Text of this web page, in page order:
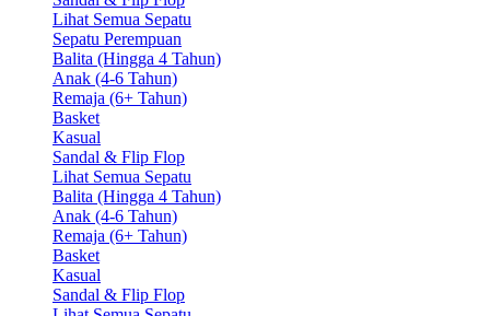
Lihat Semua Sepatu
Sepatu Perempuan
Balita (Hingga 4 Tahun)
Anak (4-6 Tahun)
Remaja (6+ Tahun)
Basket
Kasual
Sandal & Flip Flop
Lihat Semua Sepatu
Balita (Hingga 4 Tahun)
Anak (4-6 Tahun)
Remaja (6+ Tahun)
Basket
Kasual
Sandal & Flip Flop